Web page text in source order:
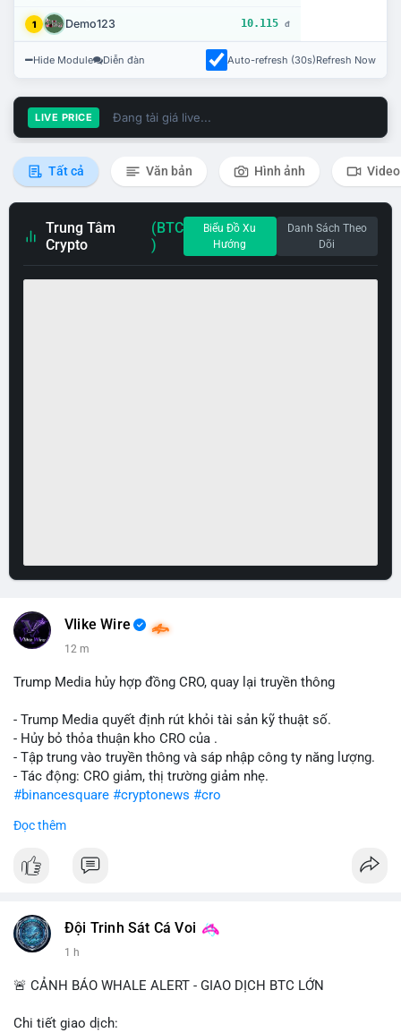
1 Demo123 10.115 đ
Hide Module Diễn đàn Auto-refresh (30s)Refresh Now
LIVE PRICE Đang tải giá live...
Tất cả Văn bản Hình ảnh Video
Trung Tâm
Crypto
(BTC
)
Biểu Đồ Xu
Hướng
Danh Sách Theo
Dõi
Vlike Wire
12 m
Trump Media hủy hợp đồng CRO, quay lại truyền thông
- Trump Media quyết định rút khỏi tài sản kỹ thuật số.
- Hủy bỏ thỏa thuận kho CRO của .
- Tập trung vào truyền thông và sáp nhập công ty năng lượng.
- Tác động: CRO giảm, thị trường giảm nhẹ.
#binancesquare #cryptonews #cro
$cro
#vlikevn #titanbot
Đọc thêm
Đội Trinh Sát Cá Voi
1 h
🚨 CẢNH BÁO WHALE ALERT - GIAO DỊCH BTC LỚN
Chi tiết giao dịch: